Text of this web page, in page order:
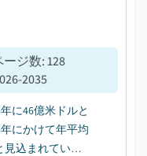
ージ数:128
2035
に46億米ドルと
にかけて年平均
見込まれてい